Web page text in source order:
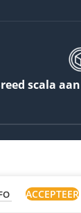
scala
ACCEPTEER